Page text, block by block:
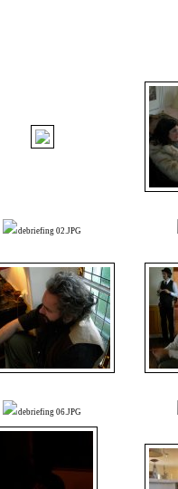
debriefing 02.JPG
debriefing 06.JPG